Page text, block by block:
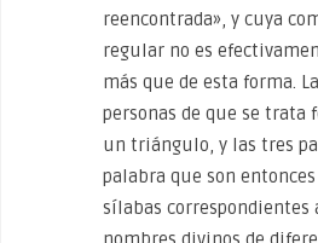
reencontrada», y cuya
regular no es
más que de esta forma.
personas de que se trata
un triángulo, y las tres
palabra que son
sílabas correspondientes